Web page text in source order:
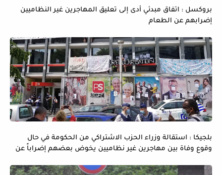
بروكسل : اتفاق مبدئي أدى إلى تعليق المهاجرين غير النظاميين
إضرابهم عن الطعام
بلجيكا : استقالة وزراء الحزب الاشتراكي من الحكومة في حال
وقوع وفاة بين مهاجرين غير نظاميين يخوض بعضهم إضراباً عن